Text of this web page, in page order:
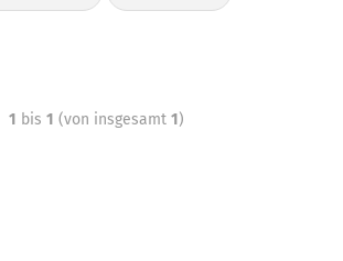
1 bis 1 (von insgesamt 1)